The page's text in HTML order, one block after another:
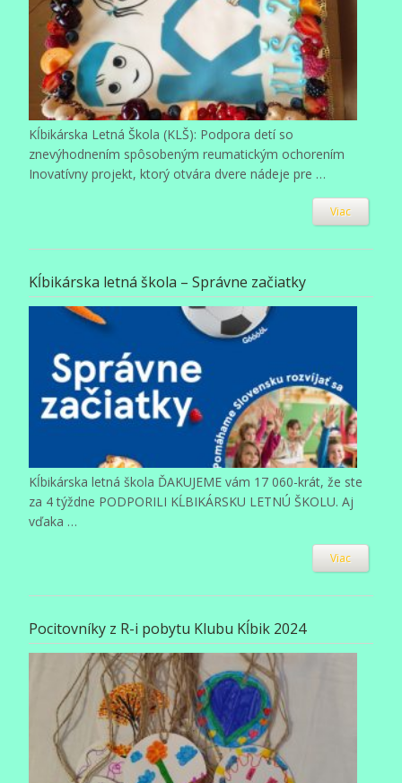
Kĺbikárska Letná Škola (KLŠ): Podpora detí so
znevýhodnením spôsobeným reumatickým ochorením
Inovatívny projekt, ktorý otvára dvere nádeje pre …
Viac
Kĺbikárska letná škola – Správne začiatky
Kĺbikárska letná škola ĎAKUJEME vám 17 060-krát, že ste
za 4 týždne PODPORILI KĹBIKÁRSKU LETNÚ ŠKOLU. Aj
vďaka …
Viac
Pocitovníky z R-i pobytu Klubu Kĺbik 2024